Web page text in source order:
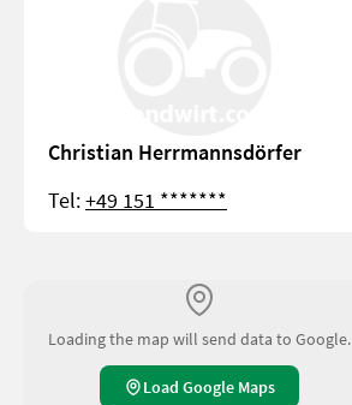
Christian Herrmannsdörfer
Tel:+49 151 *******
Loading the map will send data to Google.
Load Google Maps